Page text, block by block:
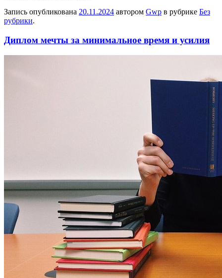
Запись опубликована 20.11.2024 автором Gwp в рубрике Без
рубрики.
Диплом мечты за минимальное время и усилия